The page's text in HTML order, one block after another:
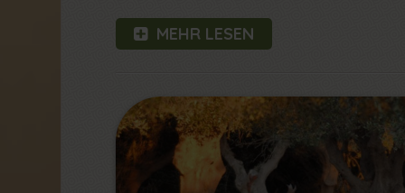
MEHR LESEN